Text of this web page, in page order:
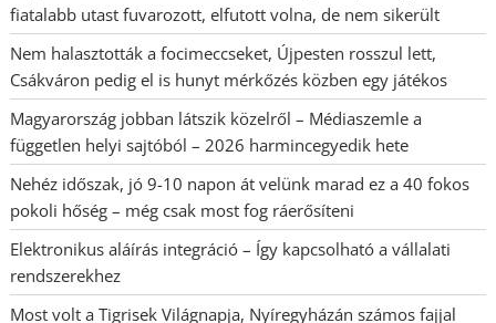
fiatalabb utast fuvarozott, elfutott volna, de nem sikerült
Nem halasztották a focimeccseket, Újpesten rosszul lett,
Csákváron pedig el is hunyt mérkőzés közben egy játékos
Magyarország jobban látszik közelről – Médiaszemle a
független helyi sajtóból – 2026 harmincegyedik hete
Nehéz időszak, jó 9-10 napon át velünk marad ez a 40 fokos
pokoli hőség – még csak most fog ráerősíteni
Elektronikus aláírás integráció – Így kapcsolható a vállalati
rendszerekhez
Most volt a Tigrisek Világnapja, Nyíregyházán számos fajjal